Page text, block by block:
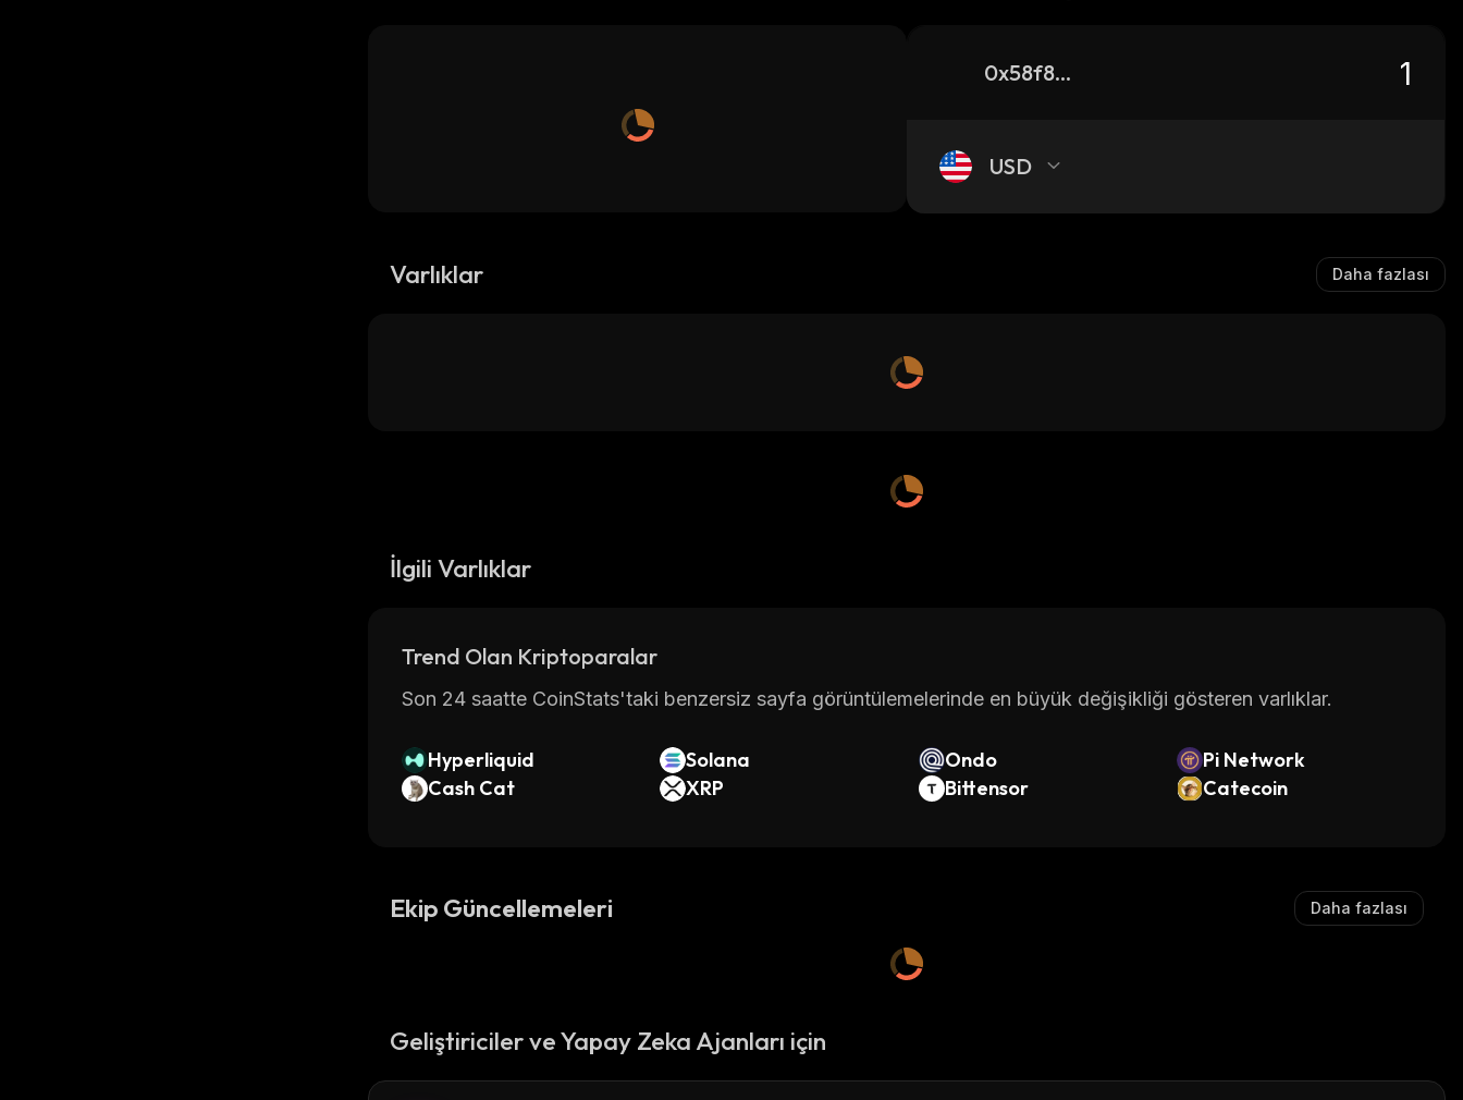
0x58f8f6270884bc0d25b11007a112a95756d13788_robinhood
USD
Varlıklar Daha fazlası
İlgili Varlıklar
Trend Olan Kriptoparalar
Son 24 saatte CoinStats'taki benzersiz sayfa görüntülemelerinde en büyük değişikliği gösteren varlıklar.
Hyperliquid Solana Ondo
Pi Network
Cash Cat
XRP Bittensor Catecoin
Ekip Güncellemeleri Daha fazlası
Geliştiriciler ve Yapay Zeka Ajanları için